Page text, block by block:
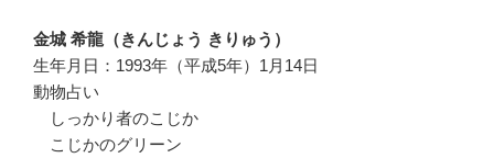
金城 希龍（きんじょう きりゅう）
生年月日：1993年（平成5年）1月14日
動物占い
しっかり者のこじか
こじかのグリーン